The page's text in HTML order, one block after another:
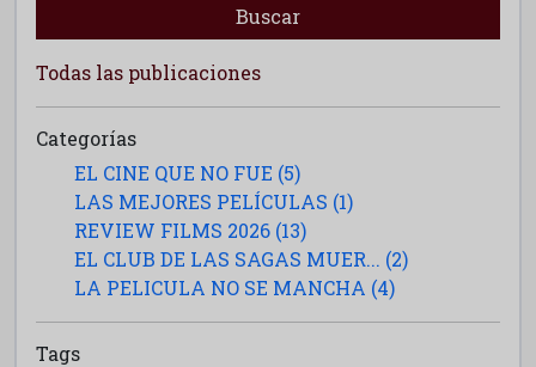
Buscar
Todas las publicaciones
Categorías
EL CINE QUE NO FUE (5)
LAS MEJORES PELÍCULAS (1)
REVIEW FILMS 2026 (13)
EL CLUB DE LAS SAGAS MUER... (2)
LA PELICULA NO SE MANCHA (4)
Tags